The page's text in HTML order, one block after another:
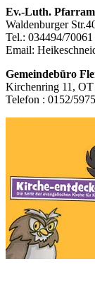
Footer
Inhalt
Ev.-Luth.
Waldenburger
Tel.: 034494/
Email:
Gemeindebüro
Kirchenring 11,
Telefon : 0152/